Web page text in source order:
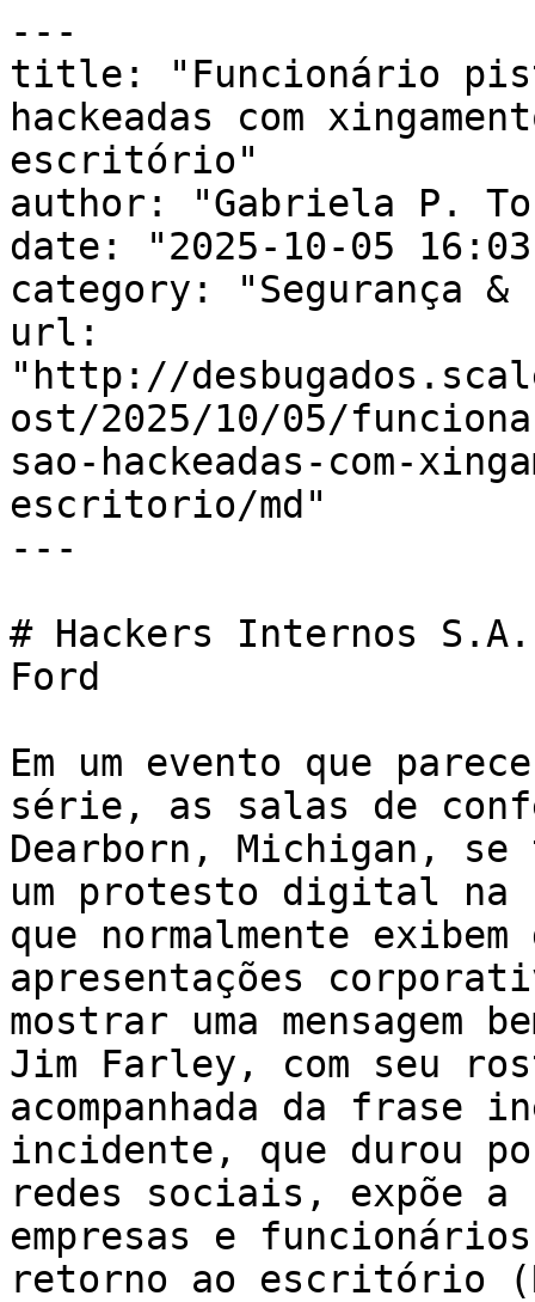
---
title: "Funcionário
hackeadas com
escritório"
author: "Gabriela P.
date: "2025-10-05
category: "Segurança
url:
"http://
ost/2025/10/05/
sao-hackeadas-com-
escritorio/md"
---
# Hackers Internos
Ford
Em um evento que
série, as salas de
Dearborn, Michigan, se
um protesto digital
que normalmente
apresentações
mostrar uma mensagem
Jim Farley, com seu
acompanhada da frase
incidente, que durou
redes sociais, expõe a
empresas e
retorno ao escritório